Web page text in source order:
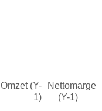
Omzet (Y-
1)
Nettomarge
(Y-1)